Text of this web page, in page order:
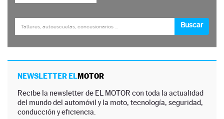
NEWSLETTER ELMOTOR
Recibe la newsletter de EL MOTOR con toda la actualidad
del mundo del automóvil y la moto, tecnología, seguridad,
conducción y eficiencia.